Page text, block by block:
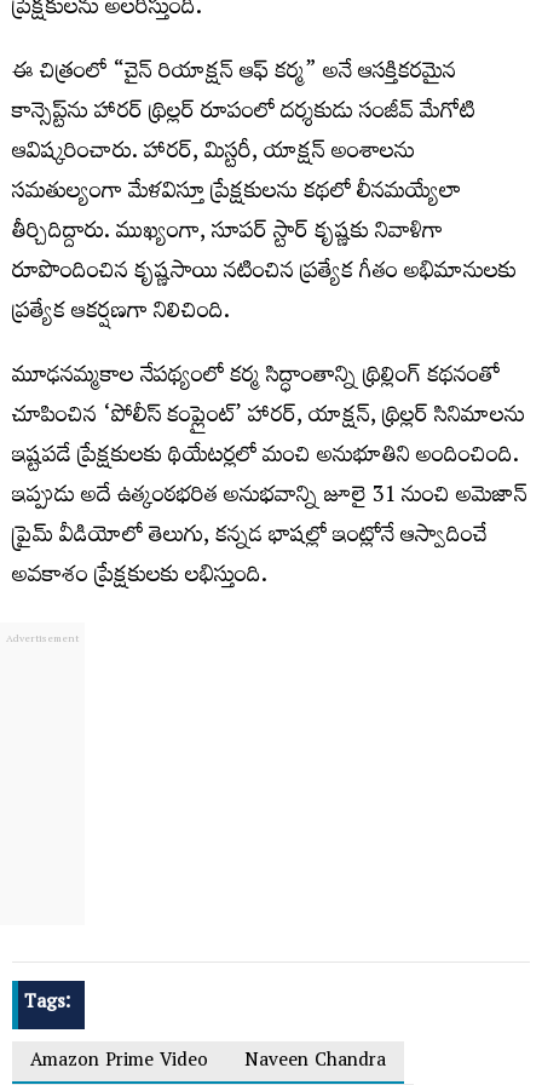
ప్రేక్ష‌కుల‌ను అల‌రిస్తుంది.
ఈ చిత్రంలో “చైన్ రియాక్షన్ ఆఫ్ కర్మ” అనే ఆసక్తికరమైన
కాన్సెప్ట్‌ను హారర్ థ్రిల్లర్ రూపంలో దర్శకుడు సంజీవ్ మేగోటి
ఆవిష్కరించారు. హారర్, మిస్టరీ, యాక్షన్ అంశాలను
సమతుల్యంగా మేళవిస్తూ ప్రేక్షకులను కథలో లీనమయ్యేలా
తీర్చిదిద్దారు. ముఖ్యంగా, సూపర్ స్టార్ కృష్ణకు నివాళిగా
రూపొందించిన కృష్ణసాయి నటించిన ప్రత్యేక గీతం అభిమానులకు
ప్రత్యేక ఆకర్షణగా నిలిచింది.
మూఢనమ్మకాల నేపథ్యంలో కర్మ సిద్ధాంతాన్ని థ్రిల్లింగ్ కథనంతో
చూపించిన ‘పోలీస్ కంప్లైంట్’ హారర్, యాక్షన్, థ్రిల్లర్ సినిమాలను
ఇష్టపడే ప్రేక్షకులకు థియేటర్లలో మంచి అనుభూతిని అందించింది.
ఇప్పుడు అదే ఉత్కంఠభరిత అనుభవాన్ని జూలై 31 నుంచి అమెజాన్
ప్రైమ్ వీడియోలో తెలుగు, కన్నడ భాషల్లో ఇంట్లోనే ఆస్వాదించే
అవకాశం ప్రేక్షకులకు లభిస్తుంది.
Tags:
Amazon Prime Video
Naveen Chandra